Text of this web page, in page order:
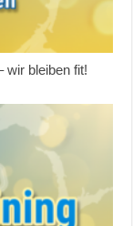
wir bleiben fit!